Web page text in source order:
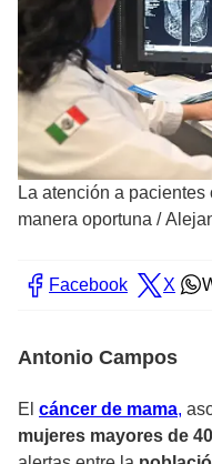
La atención a
manera oportuna /
Facebook X
Antonio Campos
El cáncer de mama,
mujeres mayores de